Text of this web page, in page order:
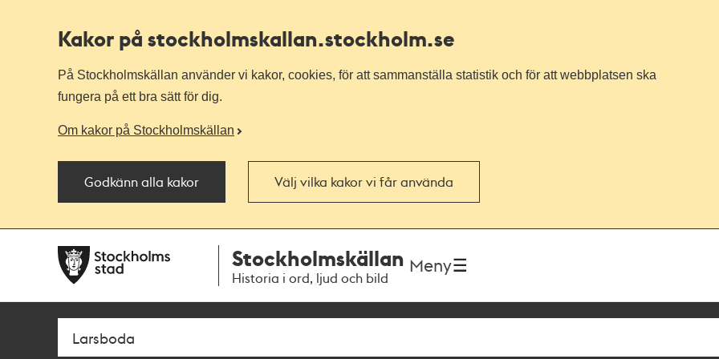
Kakor på stockholmskallan.stockholm.se
På Stockholmskällan använder vi kakor, cookies, för att sammanställa statistik och för att webbplatsen ska
fungera på ett bra sätt för dig.
Om kakor på Stockholmskällan
Godkänn alla kakor Välj vilka kakor vi får använda
navigationen
huvudinnehållet
Stockholmskällan
Historia i ord, ljud och bild
Meny
Sök